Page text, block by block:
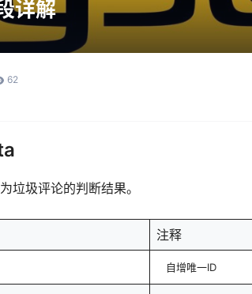
详解
62
垃圾评论的判断结果。
注释
自增唯一ID